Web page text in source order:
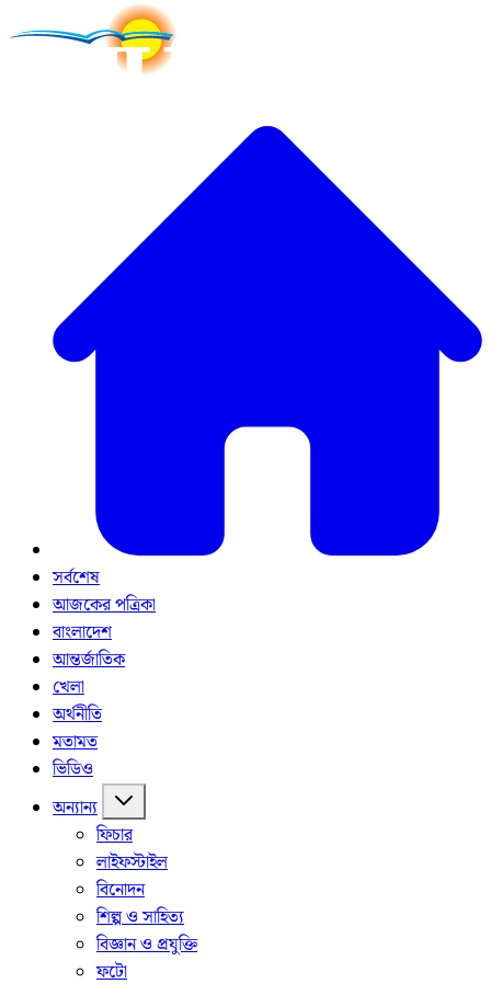
সর্বশেষ
আজকের পত্রিকা
বাংলাদেশ
আন্তর্জাতিক
খেলা
অর্থনীতি
মতামত
ভিডিও
অন্যান্য
ফিচার
লাইফস্টাইল
বিনোদন
শিল্প ও সাহিত্য
বিজ্ঞান ও প্রযুক্তি
ফটো